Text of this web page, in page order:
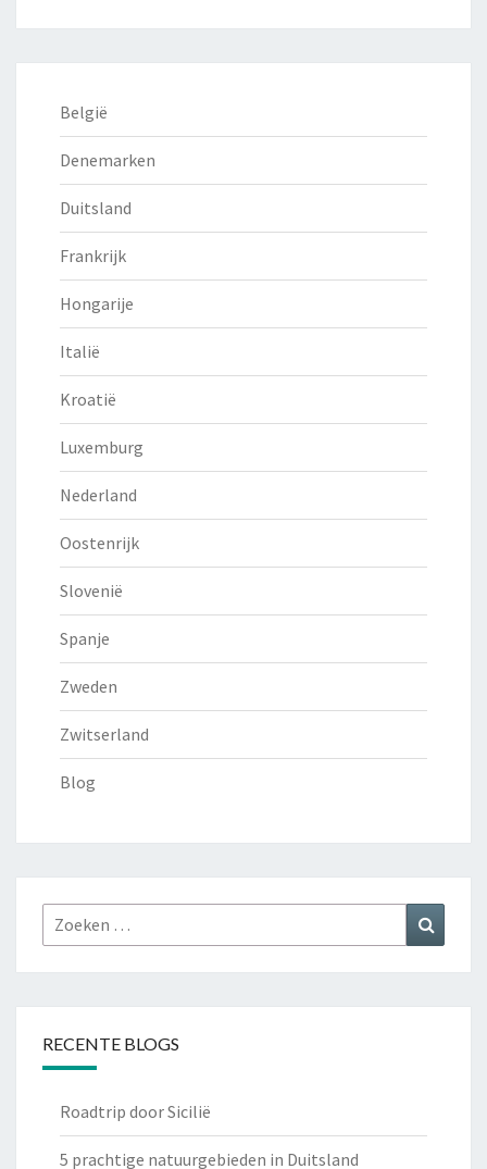
België
Denemarken
Duitsland
Frankrijk
Hongarije
Italië
Kroatië
Luxemburg
Nederland
Oostenrijk
Slovenië
Spanje
Zweden
Zwitserland
Blog
Zoeken
naar:
RECENTE BLOGS
Roadtrip door Sicilië
5 prachtige natuurgebieden in Duitsland